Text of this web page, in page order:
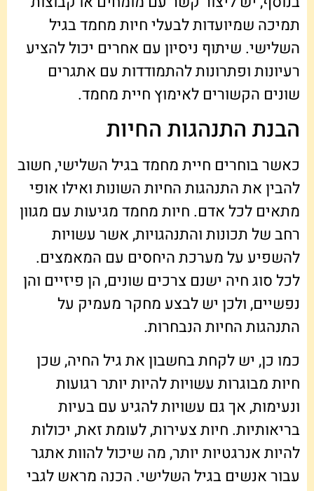
תמיכה שמיועדות לבעלי חיות מחמד בגיל
השלישי. שיתוף ניסיון עם אחרים יכול להציע
רעיונות ופתרונות להתמודדות עם אתגרים
שונים הקשורים לאימוץ חיית מחמד.
הבנת התנהגות החיות
כאשר בוחרים חיית מחמד בגיל השלישי, חשוב
להבין את התנהגות החיות השונות ואילו אופי
מתאים לכל אדם. חיות מחמד מגיעות עם מגוון
רחב של תכונות והתנהגויות, אשר עשויות
להשפיע על מערכת היחסים עם המאמצים.
לכל סוג חיה ישנם צרכים שונים, הן פיזיים והן
נפשיים, ולכן יש לבצע מחקר מעמיק על
התנהגות החיות הנבחרות.
כמו כן, יש לקחת בחשבון את גיל החיה, שכן
חיות מבוגרות עשויות להיות יותר רגועות
ונעימות, אך גם עשויות להגיע עם בעיות
בריאותיות. חיות צעירות, לעומת זאת, יכולות
להיות אנרגטיות יותר, מה שיכול להוות אתגר
עבור אנשים בגיל השלישי. הכנה מראש לגבי